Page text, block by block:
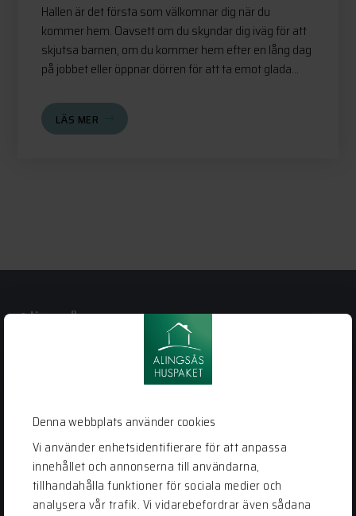
Denna webbplats använder cookies
Vi använder enhetsidentifierare för att anpassa
innehållet och annonserna till användarna,
tillhandahålla funktioner för sociala medier och
analysera vår trafik. Vi vidarebefordrar även sådana
Hallen är det första som välkomnar dig när du
kommer hem. Oavsett om du skyndar dig iväg för att
skjutsa barnen, om du kommer hem efter en lång dag
på jobbet eller öppnar dörren för att ta emot glada...
LÄS MER
Alingsås
info@alingsashuspaket.se
LÄNKAR
Husidéer